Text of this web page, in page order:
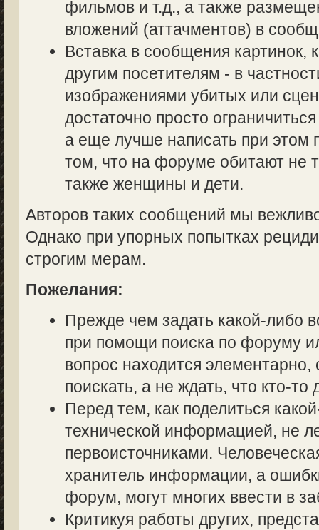
фильмов и т.д., а также
вложений (аттачментов) в
Вставка в сообщения картинок,
другим посетителям - в
изображениями убитых или
достаточно просто
а еще лучше написать при этом
том, что на форуме обитают не
также женщины и дети.
Авторов таких сообщений мы
Однако при упорных попытках
строгим мерам.
Пожелания:
Прежде чем задать какой-либо
при помощи поиска по форуму
вопрос находится элементарно,
поискать, а не ждать, что кто-то
Перед тем, как поделиться
технической информацией, не
первоисточниками.
хранитель информации, а
форум, могут многих ввести в
Критикуя работы других,